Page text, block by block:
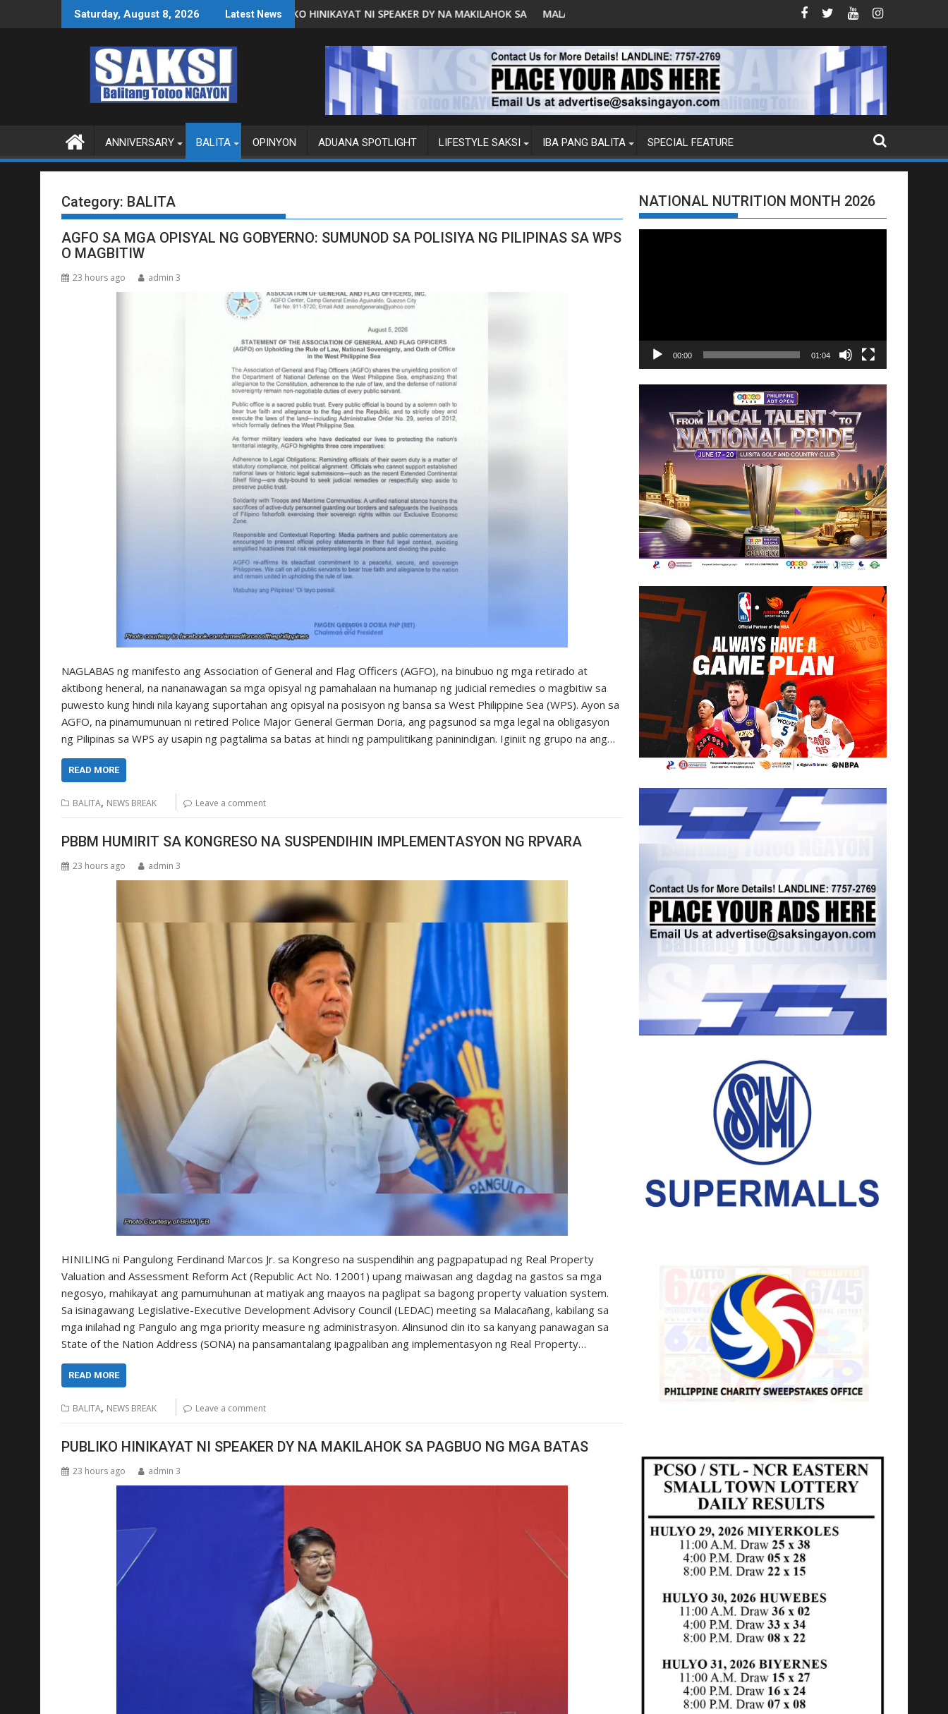
Saturday, August 8, 2026 Latest News
IMPLEMENTASYON NG RPVARA
PUBLIKO HINIKAYAT NI SPEAKER DY NA MAKILAHOK SA PAGBUO NG MGA BATASMALACAÑANG PINAAARAL NA SA DOJ ANG EXTRADITION REQUEST NG U.S. LABAN KAY QUIBOLOY
MAHIGIT P21-M HALAGANG SMUGGLED CIGARETTES,
ANNIVERSARY BALITA OPINYON ADUANA SPOTLIGHT LIFESTYLE SAKSI IBA PANG BALITA SPECIAL FEATURE
Category: BALITA
AGFO SA MGA OPISYAL NG GOBYERNO: SUMUNOD SA POLISIYA NG PILIPINAS SA WPS
O MAGBITIW
23 hours ago admin 3
NAGLABAS ng manifesto ang Association of General and Flag Officers (AGFO), na binubuo ng mga retirado at
aktibong heneral, na nananawagan sa mga opisyal ng pamahalaan na humanap ng judicial remedies o magbitiw sa
puwesto kung hindi nila kayang suportahan ang opisyal na posisyon ng bansa sa West Philippine Sea (WPS). Ayon sa
AGFO, na pinamumunuan ni retired Police Major General German Doria, ang pagsunod sa mga legal na obligasyon
ng Pilipinas sa WPS ay usapin ng pagtalima sa batas at hindi ng pampulitikang paninindigan. Iginiit ng grupo na ang…
READ MORE
BALITA, NEWS BREAK Leave a comment
PBBM HUMIRIT SA KONGRESO NA SUSPENDIHIN IMPLEMENTASYON NG RPVARA
23 hours ago admin 3
HINILING ni Pangulong Ferdinand Marcos Jr. sa Kongreso na suspendihin ang pagpapatupad ng Real Property
Valuation and Assessment Reform Act (Republic Act No. 12001) upang maiwasan ang dagdag na gastos sa mga
negosyo, mahikayat ang pamumuhunan at matiyak ang maayos na paglipat sa bagong property valuation system.
Sa isinagawang Legislative-Executive Development Advisory Council (LEDAC) meeting sa Malacañang, kabilang sa
mga inilahad ng Pangulo ang mga priority measure ng administrasyon. Alinsunod din ito sa kanyang panawagan sa
State of the Nation Address (SONA) na pansamantalang ipagpaliban ang implementasyon ng Real Property…
READ MORE
BALITA, NEWS BREAK Leave a comment
PUBLIKO HINIKAYAT NI SPEAKER DY NA MAKILAHOK SA PAGBUO NG MGA BATAS
23 hours ago admin 3
NATIONAL NUTRITION MONTH 2026
00:00 01:04